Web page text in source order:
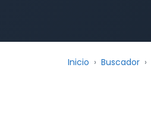
Inicio Buscador